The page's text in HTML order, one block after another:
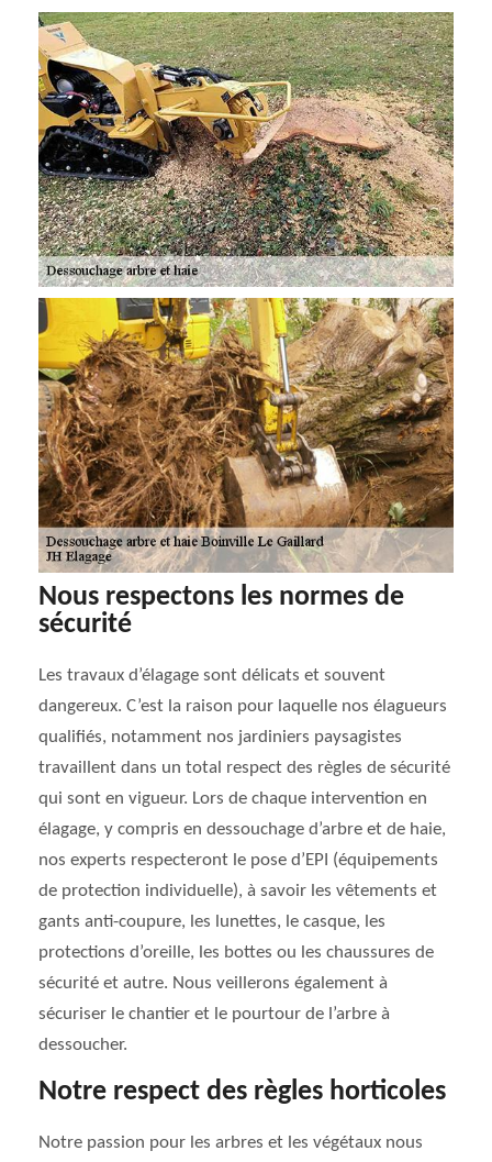
Nous respectons les normes de
sécurité
Les travaux d’élagage sont délicats et souvent
dangereux. C’est la raison pour laquelle nos élagueurs
qualifiés, notamment nos jardiniers paysagistes
travaillent dans un total respect des règles de sécurité
qui sont en vigueur. Lors de chaque intervention en
élagage, y compris en dessouchage d’arbre et de haie,
nos experts respecteront le pose d’EPI (équipements
de protection individuelle), à savoir les vêtements et
gants anti-coupure, les lunettes, le casque, les
protections d’oreille, les bottes ou les chaussures de
sécurité et autre. Nous veillerons également à
sécuriser le chantier et le pourtour de l’arbre à
dessoucher.
Notre respect des règles horticoles
Notre passion pour les arbres et les végétaux nous